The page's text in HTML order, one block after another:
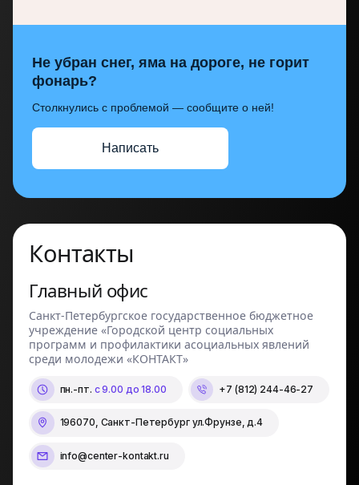
Не убран снег, яма на дороге, не горит
фонарь?
Столкнулись с проблемой — сообщите о ней!
Написать
Контакты
Главный офис
Санкт-Петербургское государственное бюджетное
учреждение «Городской центр социальных
программ и профилактики асоциальных явлений
среди молодежи «КОНТАКТ»
пн.-пт. с 9.00 до 18.00 +7 (812) 244-46-27
196070, Санкт-Петербург ул.Фрунзе, д.4
info@center-kontakt.ru